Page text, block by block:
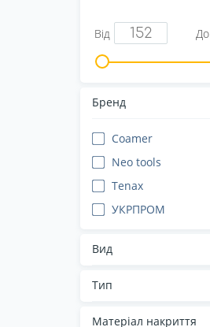
Від До
Бренд
Coamer
Neo tools
Tenax
УКРПРОМ
Вид
Тип
Матеріал накриття